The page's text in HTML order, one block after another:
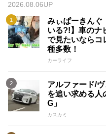
2026.08.06UP
みぃぱーきんぐ
いる?!】車のナ
で見たいならコ
種多数！
カーライフ
アルファード/
を追い求める人
G」
カスカミ